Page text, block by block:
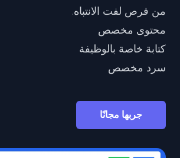
من فرص لفت الانتباه.
محتوى مخصص
كتابة خاصة بالوظيفة
سرد مخصص
جربها مجانًا